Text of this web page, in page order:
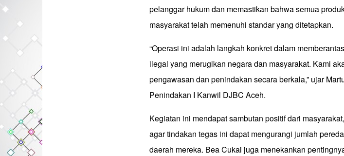
pelanggar hukum dan memastikan bahwa semua
masyarakat telah memenuhi standar yang ditetapkan.
“Operasi ini adalah langkah konkret dalam
ilegal yang merugikan negara dan masyarakat. Kami
pengawasan dan penindakan secara berkala,” ujar
Penindakan I Kanwil DJBC Aceh.
Kegiatan ini mendapat sambutan positif dari
agar tindakan tegas ini dapat mengurangi jumlah
daerah mereka. Bea Cukai juga menekankan